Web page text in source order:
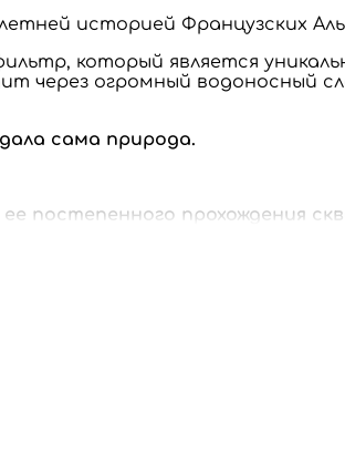
историей Французских
который является
через огромный водоносный
сама природа.
постепенного прохождения